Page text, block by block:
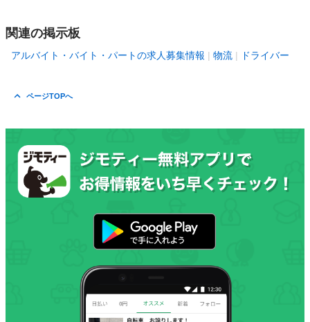
関連の掲示板
アルバイト・バイト・パートの求人募集情報 物流 ドライバー
ページTOPへ